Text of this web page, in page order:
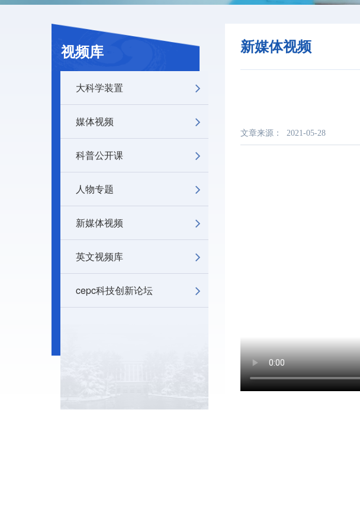
视频库
大科学装置
媒体视频
科普公开课
人物专题
新媒体视频
英文视频库
cepc科技创新论坛
新媒体视频
文章来源： 2021-05-28